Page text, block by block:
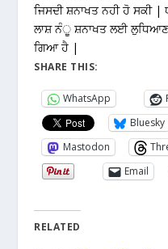
ਜਿਸਦੀ ਸ਼ਨਾਖਤ ਨਹੀ ਹੋ ਸਕੀ |
ਲਾਸ਼ ਨੰੂ ਸ਼ਨਾਖਤ ਲਈ
ਗਿਆ ਹੈ |
SHARE THIS:
WhatsApp
Bluesky
Mastodon
Email
RELATED